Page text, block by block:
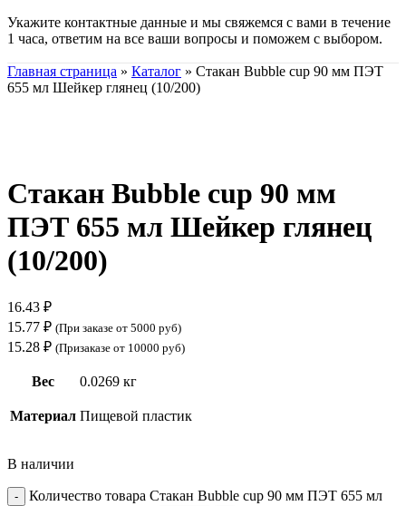
Укажите контактные данные и мы свяжемся с вами в течение
1 часа, ответим на все ваши вопросы и поможем с выбором.
Главная страница » Каталог » Стакан Bubble cup 90 мм ПЭТ
655 мл Шейкер глянец (10/200)
Стакан Bubble cup 90 мм
ПЭТ 655 мл Шейкер глянец
(10/200)
16.43 ₽
15.77 ₽ (При заказе от 5000 руб)
15.28 ₽ (Призаказе от 10000 руб)
Вес 0.0269 кг
Материал Пищевой пластик
В наличии
Количество товара Стакан Bubble cup 90 мм ПЭТ 655 мл